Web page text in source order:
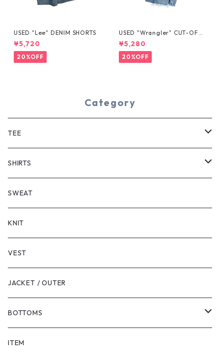
USED "Lee" DENIM SHORTS
¥5,720
20%OFF
USED "Wrangler" CUT-OFF
DENIM SHORTS
¥5,280
20%OFF
Category
TEE
SHORT SLEEVE
LONG SLEEVE
SHIRTS
SHORT SLEEVE
LONG SLEEVE
SWEAT
KNIT
VEST
JACKET / OUTER
BOTTOMS
SHORTS
ITEM